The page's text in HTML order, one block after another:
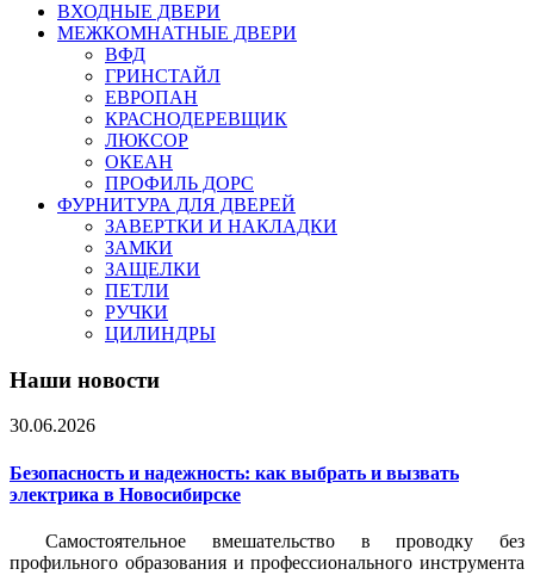
ВХОДНЫЕ ДВЕРИ
МЕЖКОМНАТНЫЕ ДВЕРИ
ВФД
ГРИНСТАЙЛ
ЕВРОПАН
КРАСНОДЕРЕВЩИК
ЛЮКСОР
ОКЕАН
ПРОФИЛЬ ДОРС
ФУРНИТУРА ДЛЯ ДВЕРЕЙ
ЗАВЕРТКИ И НАКЛАДКИ
ЗАМКИ
ЗАЩЕЛКИ
ПЕТЛИ
РУЧКИ
ЦИЛИНДРЫ
Наши новости
30.06.2026
Безопасность и надежность: как выбрать и вызвать
электрика в Новосибирске
Самостоятельное вмешательство в проводку без
профильного образования и профессионального инструмента